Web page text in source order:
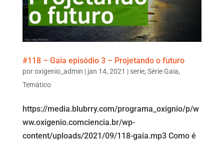
#118 – Gaia episódio 3 – Projetando o futuro
poroxigenio_admin | jan 14, 2021 | serie, Série Gaia,
Temático
https://media.blubrry.com/programa_oxignio/p/w
ww.oxigenio.comciencia.br/wp-
content/uploads/2021/09/118-gaia.mp3 Como é